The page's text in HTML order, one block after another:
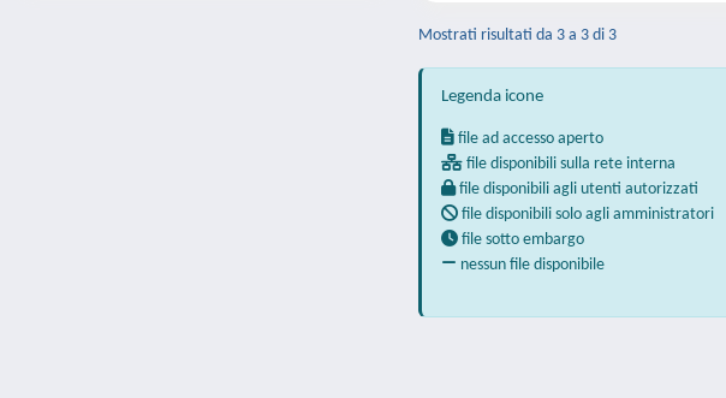
Mostrati risultati da 3 a 3 di 3
Legenda icone
file ad accesso aperto
file disponibili sulla rete interna
file disponibili agli utenti autorizzati
file disponibili solo agli amministratori
file sotto embargo
nessun file disponibile